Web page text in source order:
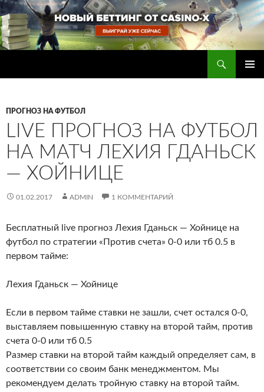
Перейти
к
содержимому
ПРОГНОЗ НА ФУТБОЛ
LIVE ПРОГНОЗ НА ФУТБОЛ
НА МАТЧ ЛЕХИЯ ГДАНЬСК
— ХОЙНИЦЕ
01.02.2017 ADMIN 1 КОММЕНТАРИЙ
Бесплатный live прогноз Лехия Гданьск — Хойнице на
футбол по стратегии «Против счета» 0-0 или тб 0.5 в
первом тайме:
Лехия Гданьск — Хойнице
Если в первом тайме ставки не зашли, счет остался 0-0,
выставляем повышенную ставку на второй тайм, против
счета 0-0 или тб 0.5
Размер ставки на второй тайм каждый определяет сам, в
соответствии со своим банк менеджментом. Мы
рекомендуем делать тройную ставку на второй тайм.